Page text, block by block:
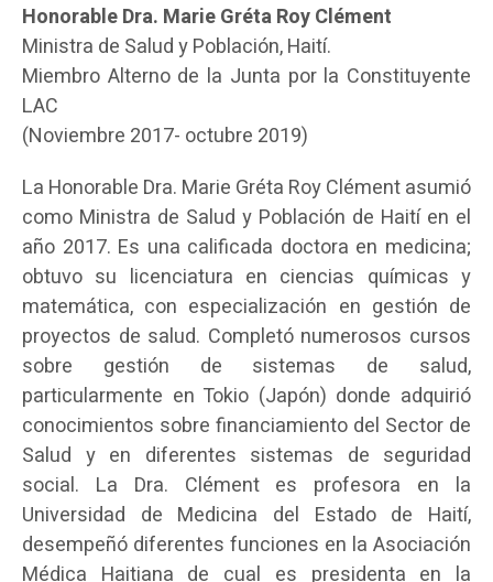
Honorable Dra. Marie Gréta Roy Clément
Ministra de Salud y Población, Haití.
Miembro Alterno de la Junta por la Constituyente
LAC
(Noviembre 2017- octubre 2019)
La Honorable Dra. Marie Gréta Roy Clément asumió
como Ministra de Salud y Población de Haití en el
año 2017. Es una calificada doctora en medicina;
obtuvo su licenciatura en ciencias químicas y
matemática, con especialización en gestión de
proyectos de salud. Completó numerosos cursos
sobre gestión de sistemas de salud,
particularmente en Tokio (Japón) donde adquirió
conocimientos sobre financiamiento del Sector de
Salud y en diferentes sistemas de seguridad
social. La Dra. Clément es profesora en la
Universidad de Medicina del Estado de Haití,
desempeñó diferentes funciones en la Asociación
Médica Haitiana de cual es presidenta en la